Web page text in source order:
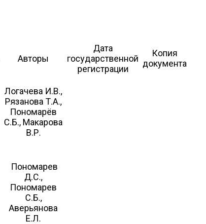
Авторы
Дата
государственной
регистрации
Копия
документа
Логачева И.В.,
Рязанова Т.А.,
Пономарёв
С.Б., Макарова
В.Р.
Пономарев
Д.С.,
Пономарев
С.Б.,
Аверьянова
Е.Л.